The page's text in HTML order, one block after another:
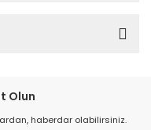
Olun
haberdar olabilirsiniz.